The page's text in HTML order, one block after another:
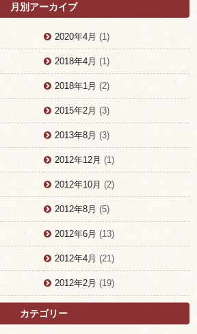
月別アーカイブ
2020年4月 (1)
2018年4月 (1)
2018年1月 (2)
2015年2月 (3)
2013年8月 (3)
2012年12月 (1)
2012年10月 (2)
2012年8月 (5)
2012年6月 (13)
2012年4月 (21)
2012年2月 (19)
カテゴリー